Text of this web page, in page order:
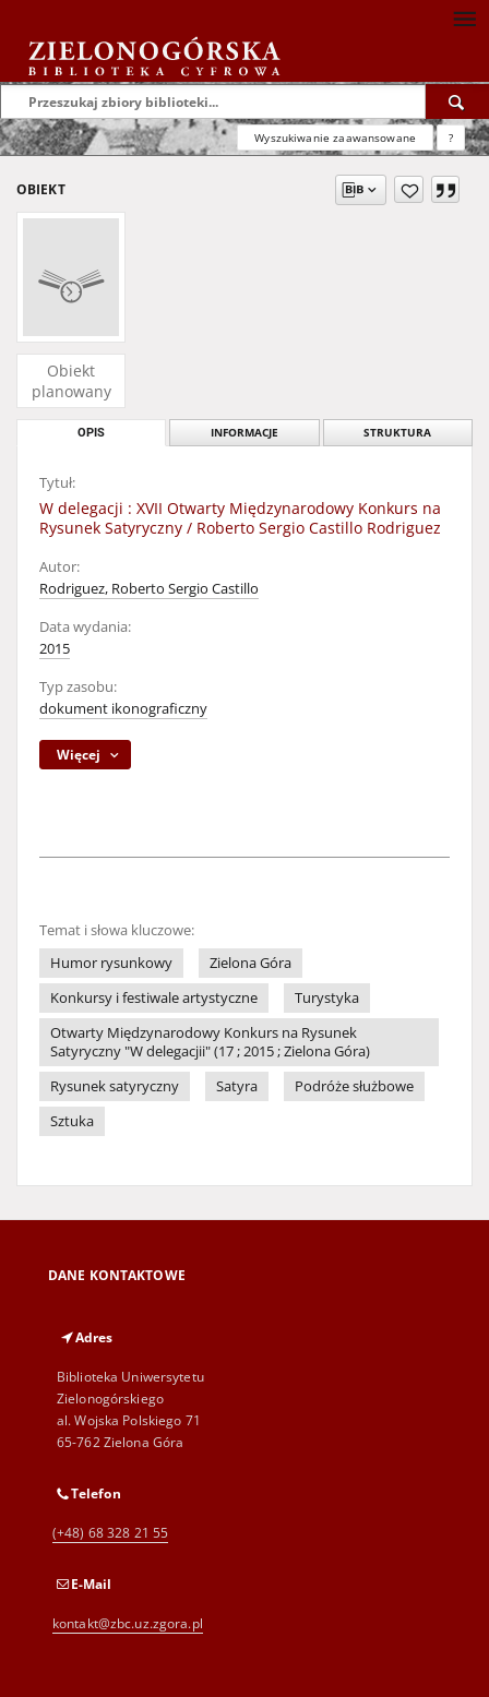
Wyszukiwanie zaawansowane ?
OBIEKT
Obiekt
planowany
OPIS INFORMACJE STRUKTURA
Tytuł:
W delegacji : XVII Otwarty Międzynarodowy Konkurs na
Rysunek Satyryczny / Roberto Sergio Castillo Rodriguez
Autor:
Rodriguez, Roberto Sergio Castillo
Data wydania:
2015
Typ zasobu:
dokument ikonograficzny
Więcej
Temat i słowa kluczowe:
Humor rysunkowy
Zielona Góra
Konkursy i festiwale artystyczne
Turystyka
Otwarty Międzynarodowy Konkurs na Rysunek
Satyryczny "W delegacjii" (17 ; 2015 ; Zielona Góra)
Rysunek satyryczny
Satyra
Podróże służbowe
Sztuka
DANE KONTAKTOWE
Adres
Biblioteka Uniwersytetu
Zielonogórskiego
al. Wojska Polskiego 71
65-762 Zielona Góra
Telefon
(+48) 68 328 21 55
E-Mail
kontakt@zbc.uz.zgora.pl